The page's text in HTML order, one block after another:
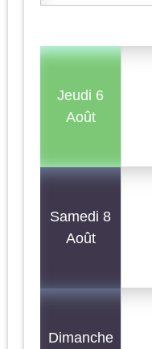
Jeudi 6
Août
Samedi 8
Août
Dimanche